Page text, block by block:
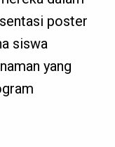
poster
siswa
yang